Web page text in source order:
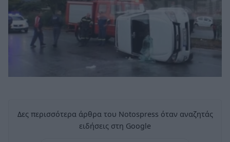
Δες περισσότερα άρθρα του Notospress όταν αναζητάς
ειδήσεις στη Google